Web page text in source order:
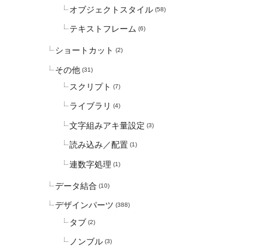
オブジェクトスタイル (58)
テキストフレーム (6)
ショートカット (2)
その他 (31)
スクリプト (7)
ライブラリ (4)
文字組みアキ量設定 (3)
読み込み／配置 (1)
連数字処理 (1)
データ結合 (10)
デザインパーツ (388)
タブ (2)
ノンブル (3)